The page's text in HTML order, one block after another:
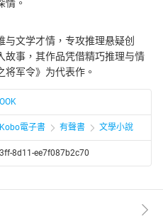
情。
文学才情，专攻推理悬疑创
故事，其作品凭借精巧推理与情
军令》为代表作。
電子書 有聲書 文學小說
8d11-ee7f087b2c70